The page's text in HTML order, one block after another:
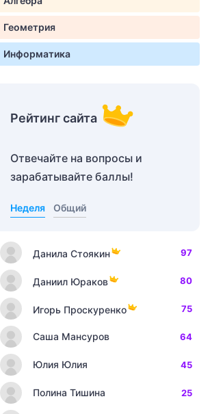
Геометрия
Информатика
Рейтинг сайта
Отвечайте на вопросы и
зарабатывайте баллы!
Неделя Общий
Данила Стоякин 97
Даниил Юраков 80
Игорь Проскуренко 75
Саша Мансуров 64
Юлия Юлия 45
Полина Тишина 25